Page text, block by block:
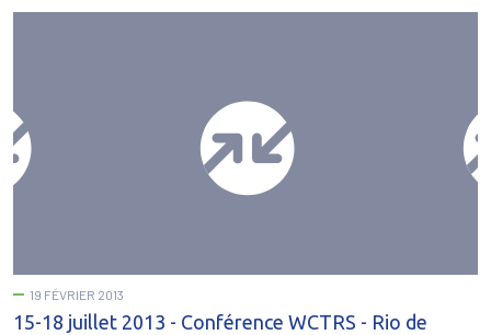
19 FÉVRIER 2013
15-18 juillet 2013 - Conférence WCTRS - Rio de